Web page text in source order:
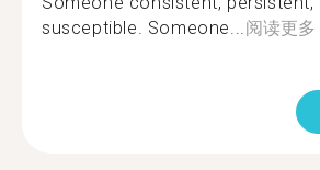
susceptible. Someone... 阅读更多